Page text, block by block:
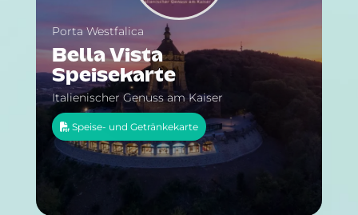
Porta Westfalica
Bella Vista
Speisekarte
Italienischer Genuss am Kaiser
Speise- und Getränkekarte